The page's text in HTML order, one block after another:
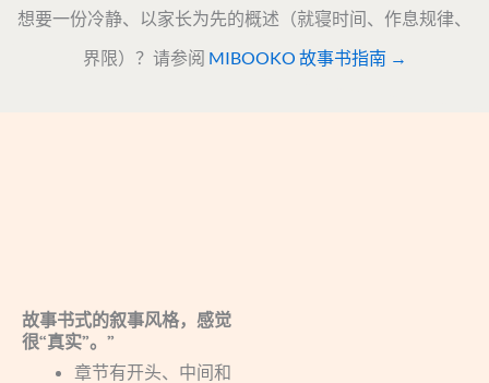
想要一份冷静、以家长为先的概述（就寝时间、作息规律、
界限）？请参阅 MIBOOKO 故事书指南 →
故事书式的叙事风格，感觉
很“真实”。”
章节有开头、中间和